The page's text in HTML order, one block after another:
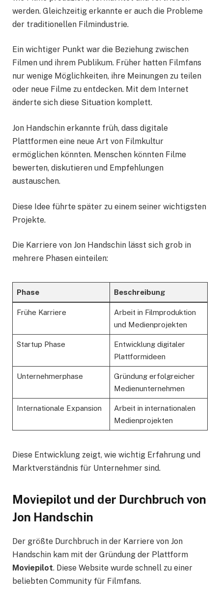
werden. Gleichzeitig erkannte er auch die Probleme
der traditionellen Filmindustrie.
Ein wichtiger Punkt war die Beziehung zwischen
Filmen und ihrem Publikum. Früher hatten Filmfans
nur wenige Möglichkeiten, ihre Meinungen zu teilen
oder neue Filme zu entdecken. Mit dem Internet
änderte sich diese Situation komplett.
Jon Handschin erkannte früh, dass digitale
Plattformen eine neue Art von Filmkultur
ermöglichen könnten. Menschen könnten Filme
bewerten, diskutieren und Empfehlungen
austauschen.
Diese Idee führte später zu einem seiner wichtigsten
Projekte.
Die Karriere von Jon Handschin lässt sich grob in
mehrere Phasen einteilen:
Phase Beschreibung
Frühe Karriere
Arbeit in Filmproduktion
und Medienprojekten
Startup Phase
Entwicklung digitaler
Plattformideen
Unternehmerphase
Gründung erfolgreicher
Medienunternehmen
Internationale Expansion
Arbeit in internationalen
Medienprojekten
Diese Entwicklung zeigt, wie wichtig Erfahrung und
Marktverständnis für Unternehmer sind.
Moviepilot und der Durchbruch von
Jon Handschin
Der größte Durchbruch in der Karriere von Jon
Handschin kam mit der Gründung der Plattform
Moviepilot. Diese Website wurde schnell zu einer
beliebten Community für Filmfans.